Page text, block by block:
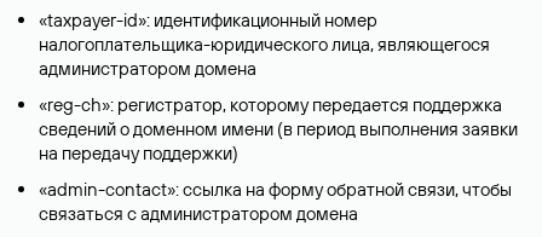
«taxpayer-id»: идентификационный номер
налогоплательщика-юридического лица, являющегося
администратором домена
«reg-ch»: регистратор, которому передается поддержка
сведений о доменном имени (в период выполнения заявки
на передачу поддержки)
«admin-contact»: ссылка на форму обратной связи, чтобы
связаться с администратором домена